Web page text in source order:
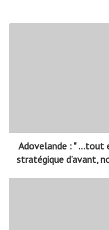
Adovelande : "
stratégique d’avant,